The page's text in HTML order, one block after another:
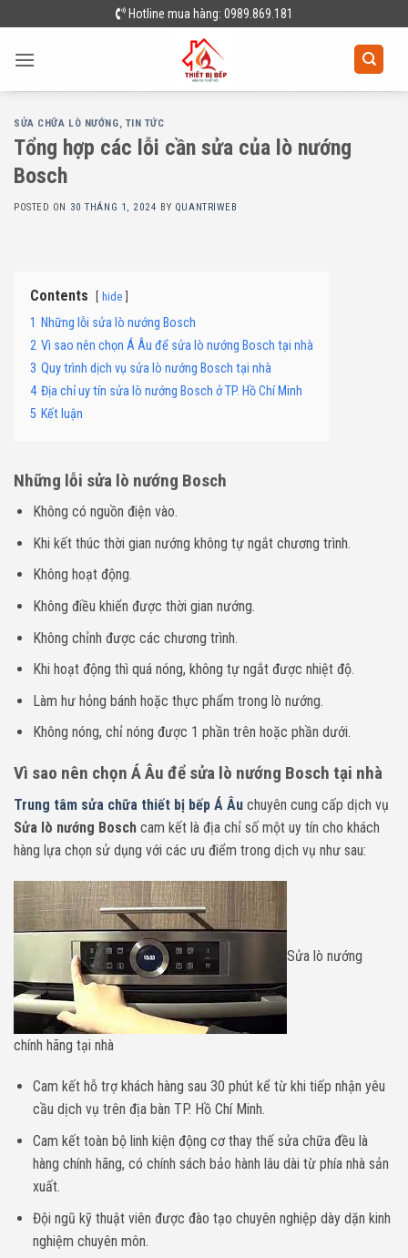
to
content
Hotline mua hàng: 0989.869.181
SỬA CHỮA LÒ NƯỚNG, TIN TỨC
Tổng hợp các lỗi cần sửa của lò nướng
Bosch
POSTED ON 30 THÁNG 1, 2024 BY QUANTRIWEB
Contents hide
1 Những lỗi sửa lò nướng Bosch
2 Vì sao nên chọn Á Âu để sửa lò nướng Bosch tại nhà
3 Quy trình dịch vụ sửa lò nướng Bosch tại nhà
4 Địa chỉ uy tín sửa lò nướng Bosch ở TP. Hồ Chí Minh
5 Kết luận
Những lỗi sửa lò nướng Bosch
Không có nguồn điện vào.
Khi kết thúc thời gian nướng không tự ngắt chương trình.
Không hoạt động.
Không điều khiển được thời gian nướng.
Không chỉnh được các chương trình.
Khi hoạt động thì quá nóng, không tự ngắt được nhiệt độ.
Làm hư hỏng bánh hoặc thực phẩm trong lò nướng.
Không nóng, chỉ nóng được 1 phần trên hoặc phần dưới.
Vì sao nên chọn Á Âu để sửa lò nướng Bosch tại nhà
Trung tâm sửa chữa thiết bị bếp Á Âu chuyên cung cấp dịch vụ
Sửa lò nướng Bosch cam kết là địa chỉ số một uy tín cho khách
hàng lựa chọn sử dụng với các ưu điểm trong dịch vụ như sau:
Sửa lò nướng
chính hãng tại nhà
Cam kết hỗ trợ khách hàng sau 30 phút kể từ khi tiếp nhận yêu
cầu dịch vụ trên địa bàn TP. Hồ Chí Minh.
Cam kết toàn bộ linh kiện động cơ thay thế sửa chữa đều là
hàng chính hãng, có chính sách bảo hành lâu dài từ phía nhà sản
xuất.
Đội ngũ kỹ thuật viên được đào tạo chuyên nghiệp dày dặn kinh
nghiệm chuyên môn.